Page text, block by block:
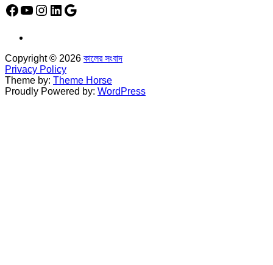
Facebook
YouTube
Instagram
LinkedIn
Google
Copyright © 2026 কালের সংবাদ
Privacy Policy
Theme by: Theme Horse
Proudly Powered by: WordPress